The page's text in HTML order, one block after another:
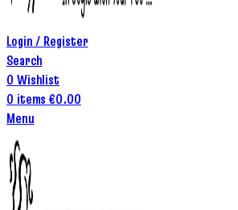
Login / Register
Search
0 Wishlist
0 items €0.00
Menu